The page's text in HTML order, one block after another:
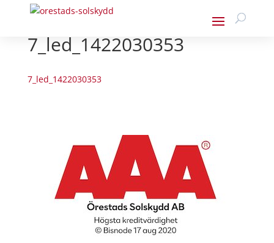
7_led_1422030353
7_led_1422030353